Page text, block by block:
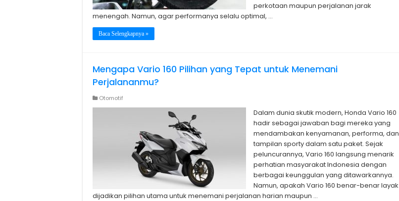
perkotaan maupun perjalanan jarak
menengah. Namun, agar performanya selalu optimal, …
Baca Selengkapnya »
Mengapa Vario 160 Pilihan yang Tepat untuk Menemani
Perjalananmu?
Otomotif
Dalam dunia skutik modern, Honda Vario 160
hadir sebagai jawaban bagi mereka yang
mendambakan kenyamanan, performa, dan
tampilan sporty dalam satu paket. Sejak
peluncurannya, Vario 160 langsung menarik
perhatian masyarakat Indonesia dengan
berbagai keunggulan yang ditawarkannya.
Namun, apakah Vario 160 benar-benar layak
dijadikan pilihan utama untuk menemani perjalanan harian maupun …